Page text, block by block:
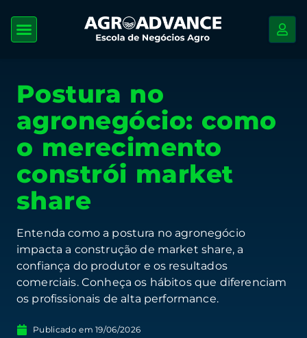
Postura no
agronegócio: como
o merecimento
constrói market
share
Entenda como a postura no agronegócio
impacta a construção de market share, a
confiança do produtor e os resultados
comerciais. Conheça os hábitos que diferenciam
os profissionais de alta performance.
Publicado em 19/06/2026